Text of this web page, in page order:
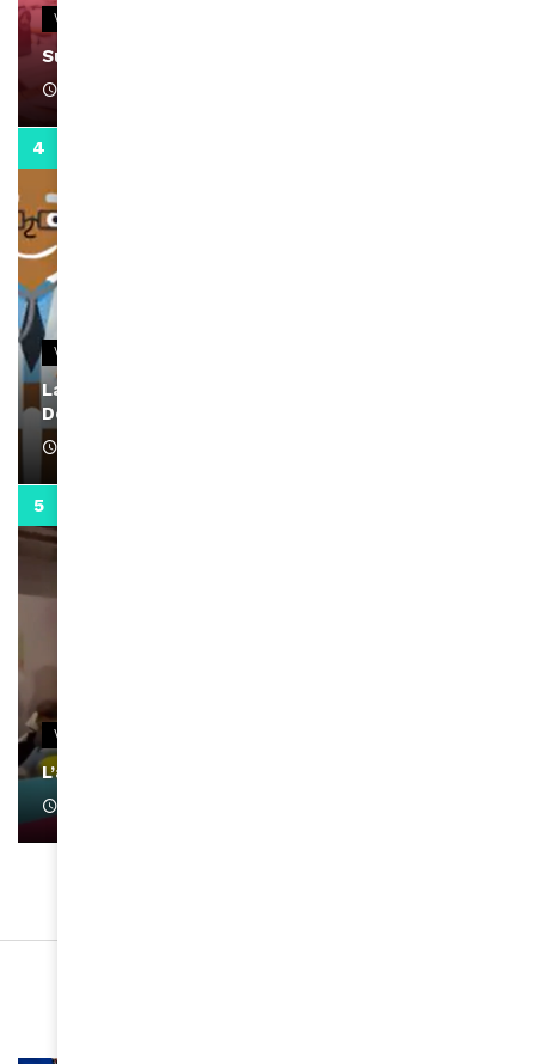
VIDEOS
Support Black Business Wee-kend
VIDEOS
La rubrique santé speciale coronavirus du
Docteur Makanda
VIDEOS
L’artiste Yoan s’exprime